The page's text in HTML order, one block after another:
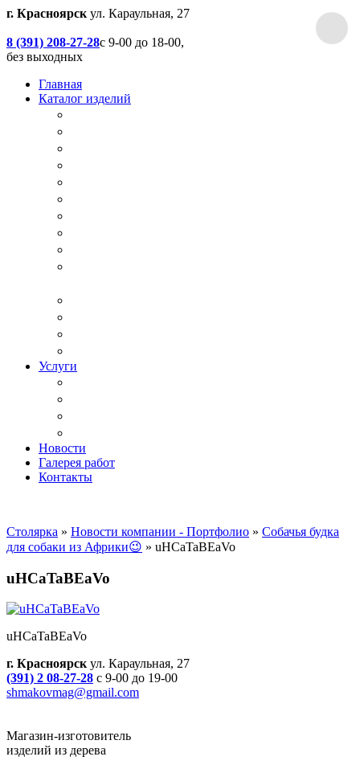
г. Красноярск ул. Караульная, 27
8 (391) 208-27-28с 9-00 до 18-00,
без выходных
Главная
Каталог изделий
Услуги
Новости
Галерея работ
Контакты
Столярка » Новости компании - Портфолио » Собачья будка
для собаки из Африки😉 » uHCaTaBEaVo
uHCaTaBEaVo
uHCaTaBEaVo
г. Красноярскул. Караульная, 27
(391) 2 08-27-28 с 9-00 до 19-00
shmakovmag@gmail.com
Магазин-изготовитель
изделий из дерева